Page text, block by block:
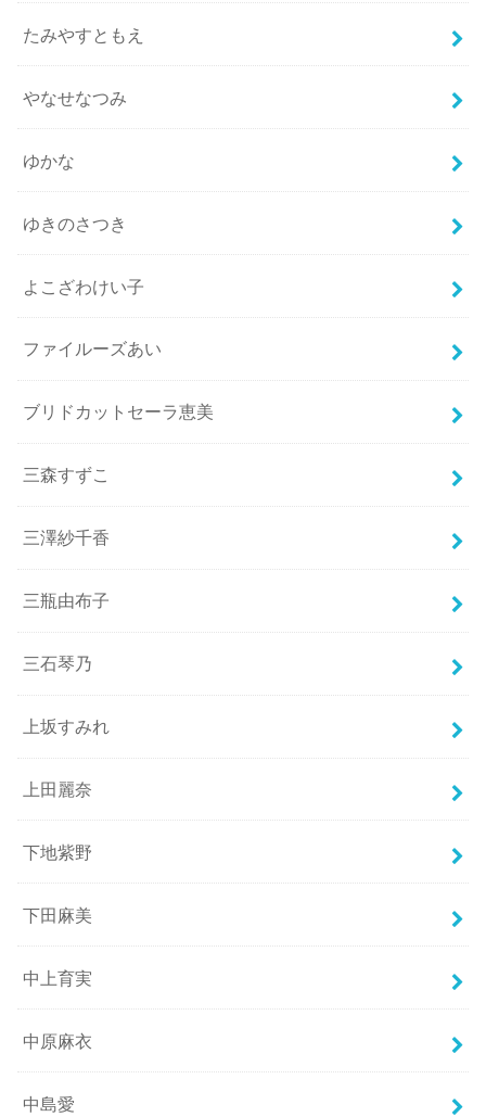
たみやすともえ
やなせなつみ
ゆかな
ゆきのさつき
よこざわけい子
ファイルーズあい
ブリドカットセーラ恵美
三森すずこ
三澤紗千香
三瓶由布子
三石琴乃
上坂すみれ
上田麗奈
下地紫野
下田麻美
中上育実
中原麻衣
中島愛